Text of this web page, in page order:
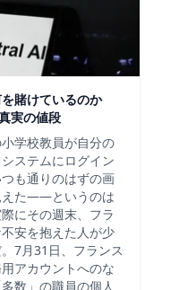
賭けているのか
実の値段
学校教員が自分の
ステムにログイン
も通りのはずの画
えた——というのは
にその週末、フラ
安を抱えた人が少
7月31日、フランス
アカウントへのな
数」の職員の個人